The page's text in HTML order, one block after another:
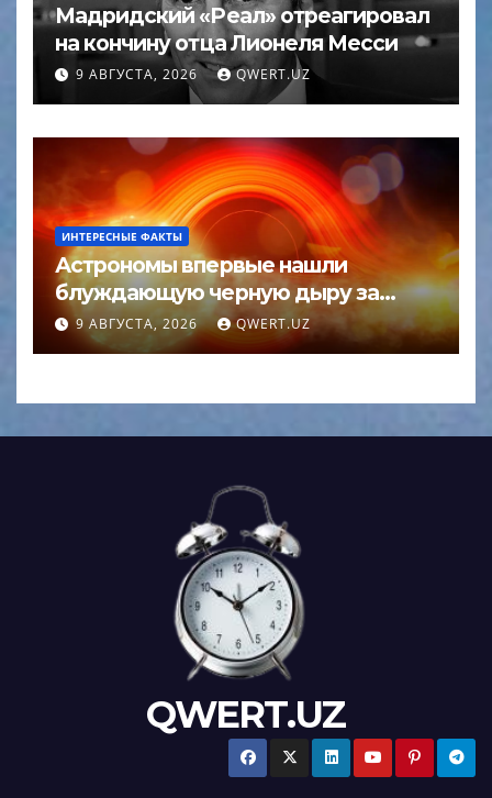
Мадридский «Реал» отреагировал
на кончину отца Лионеля Месси
9 АВГУСТА, 2026 QWERT.UZ
ИНТЕРЕСНЫЕ ФАКТЫ
Астрономы впервые нашли
блуждающую черную дыру за
пределами галактики
9 АВГУСТА, 2026 QWERT.UZ
QWERT.UZ